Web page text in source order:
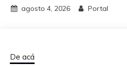
agosto 4, 2026 Portal
De acá